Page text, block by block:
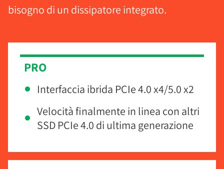
bisogno di un dissipatore integrato.
PRO
Interfaccia ibrida PCIe 4.0 x4/5.0 x2
Velocità finalmente in linea con altri
SSD PCIe 4.0 di ultima generazione